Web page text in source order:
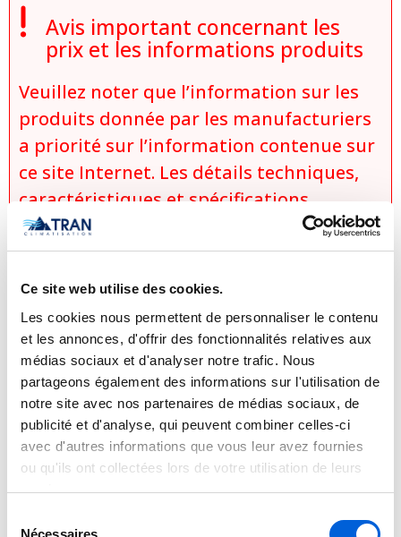
Ce site web utilise des cookies.
Les cookies nous permettent de personnaliser le contenu
et les annonces, d'offrir des fonctionnalités relatives aux
médias sociaux et d'analyser notre trafic. Nous
partageons également des informations sur l'utilisation de
notre site avec nos partenaires de médias sociaux, de
publicité et d'analyse, qui peuvent combiner celles-ci
avec d'autres informations que vous leur avez fournies
ou qu'ils ont collectées lors de votre utilisation de leurs
services.
Nécessaires
 Avis important concernant les
prix et les informations produits
Veuillez noter que l’information sur les
produits donnée par les manufacturiers
a priorité sur l’information contenue sur
ce site Internet. Les détails techniques,
caractéristiques et spécifications
peuvent différer légèrement selon les
mises à jour des manufacturiers. Aucun
prix n’est affiché sur
tranclimatisation.com, puisque le coût
peut varier selon le modèle, les
configurations choisies, les conditions
d’installation, les promotions en vigueur
et la disponibilité des produits. Les prix
réels des produits sont établis
uniquement lors de la préparation d’une
soumission officielle, laquelle prend en